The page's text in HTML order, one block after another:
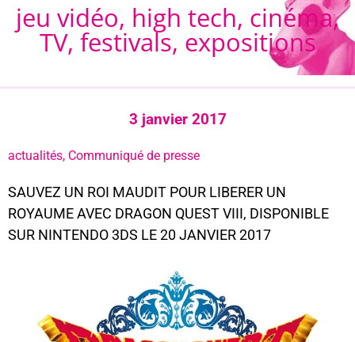
jeu vidéo, high tech, cinéma,
TV, festivals, expositions
3 janvier 2017
actualités, Communiqué de presse
SAUVEZ UN ROI MAUDIT POUR LIBERER UN
ROYAUME AVEC DRAGON QUEST VIII, DISPONIBLE
SUR NINTENDO 3DS LE 20 JANVIER 2017